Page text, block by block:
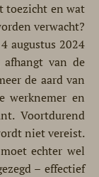
toezicht en wat
verwacht?
augustus 2024
van de
de aard van
werknemer en
Voortdurend
niet vereist.
echter wel
– effectief